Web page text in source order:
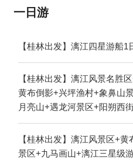
一日游
【桂林出发】漓江四星游船1
【桂林出发】漓江风景名胜
黄布倒影+兴坪渔村+象鼻山
月亮山+遇龙河景区+阳朔西
古镇+《印象刘三姐》山水实
+桂林两江四湖景区+九马画
+刘三姐水上公园+十里画廊+
【桂林出发】漓江风景区+
景区+九马画山+漓江三星级